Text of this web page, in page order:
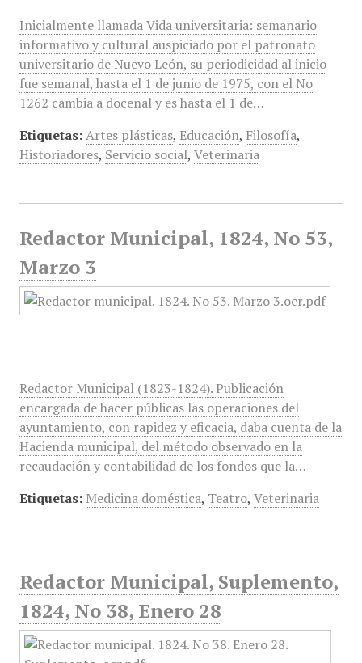
Inicialmente llamada Vida universitaria: semanario
informativo y cultural auspiciado por el patronato
universitario de Nuevo León, su periodicidad al inicio
fue semanal, hasta el 1 de junio de 1975, con el No
1262 cambia a docenal y es hasta el 1 de…
Etiquetas: Artes plásticas, Educación, Filosofía,
Historiadores, Servicio social, Veterinaria
Redactor Municipal, 1824, No 53,
Marzo 3
Redactor Municipal (1823-1824). Publicación
encargada de hacer públicas las operaciones del
ayuntamiento, con rapidez y eficacia, daba cuenta de la
Hacienda municipal, del método observado en la
recaudación y contabilidad de los fondos que la…
Etiquetas: Medicina doméstica, Teatro, Veterinaria
Redactor Municipal, Suplemento,
1824, No 38, Enero 28